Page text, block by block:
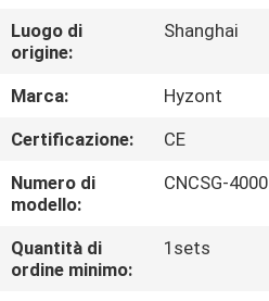
VIDEO
CIRCA
NOI
GIRO
DELLA
FABBRICA
Luogo di
origine:
Shanghai
Marca:
Hyzont
Certificazione:
CE
Numero di
modello:
CNCSG-4000
Quantità di
ordine minimo:
1sets